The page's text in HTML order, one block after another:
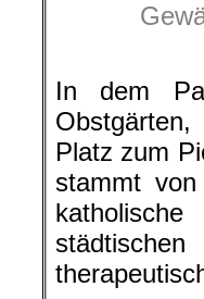
In dem
Platz zum
stammt